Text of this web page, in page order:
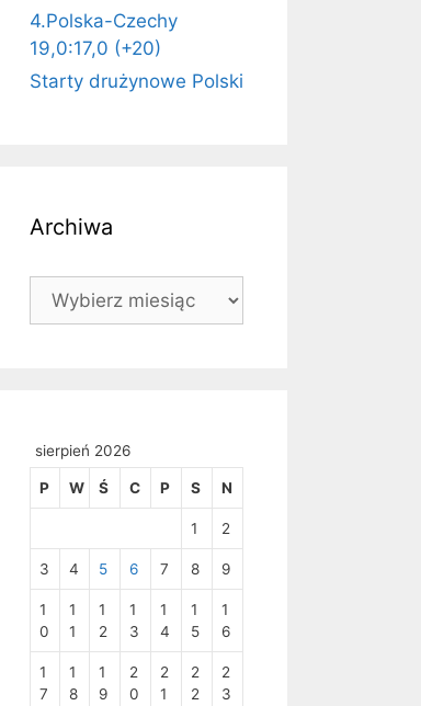
4.Polska-Czechy
19,0:17,0 (+20)
Starty drużynowe Polski
Archiwa
Archiwa
sierpień 2026
P W Ś C P S N
1 2
3 4 5 6 7 8 9
1
0
1
1
1
2
1
3
1
4
1
5
1
6
1
7
1
8
1
9
2
0
2
1
2
2
2
3